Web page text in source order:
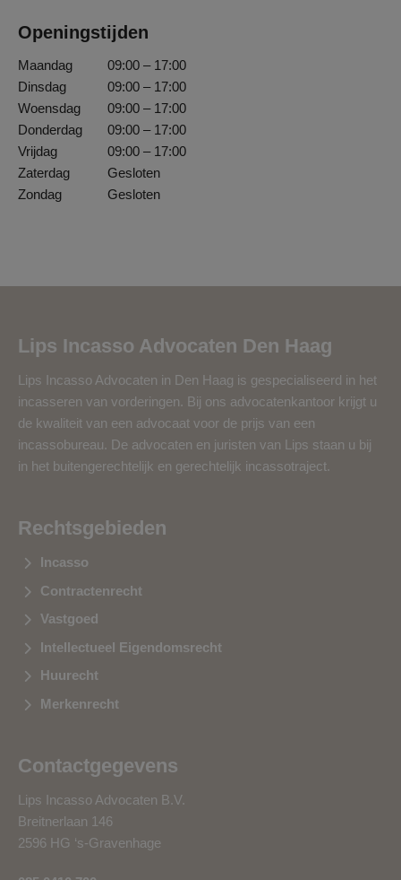
Openingstijden
Maandag
09:00 – 17:00
Dinsdag
09:00 – 17:00
Woensdag
09:00 – 17:00
Donderdag
09:00 – 17:00
Vrijdag
09:00 – 17:00
Zaterdag
Gesloten
Zondag
Gesloten
Lips Incasso Advocaten Den Haag
Lips Incasso Advocaten in Den Haag is gespecialiseerd in het
incasseren van vorderingen. Bij ons advocatenkantoor krijgt u
de kwaliteit van een advocaat voor de prijs van een
incassobureau. De advocaten en juristen van Lips staan u bij
in het buitengerechtelijk en gerechtelijk incassotraject.
Rechtsgebieden
Incasso
Contractenrecht
Vastgoed
Intellectueel Eigendomsrecht
Huurecht
Merkenrecht
Contactgegevens
Lips Incasso Advocaten B.V.
Breitnerlaan 146
2596 HG ‘s-Gravenhage